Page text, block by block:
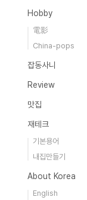
Hobby
電影
China-pops
잡동사니
Review
맛집
재테크
기본용어
내집만들기
About Korea
English